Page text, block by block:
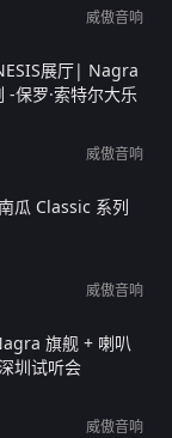
威傲音响
展厅| Nagra
-保罗·索特尔大乐
威傲音响
瓜 Classic 系列
威傲音响
旗舰 + 喇叭
圳试听会
威傲音响